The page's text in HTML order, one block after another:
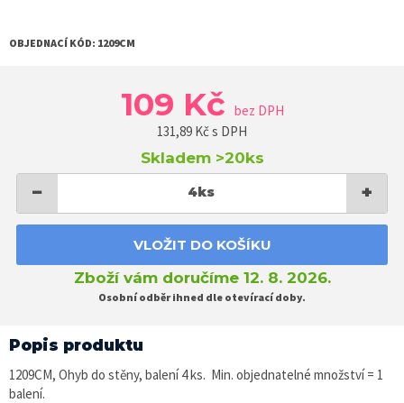
OBJEDNACÍ KÓD: 1209CM
109 Kč bez DPH
131,89 Kč s DPH
Skladem >20ks
− 4ks +
VLOŽIT DO KOŠÍKU
Zboží vám doručíme 12. 8. 2026.
Osobní odběr ihned dle otevírací doby.
Popis produktu
1209CM, Ohyb do stěny, balení 4 ks. Min. objednatelné množství = 1
balení.